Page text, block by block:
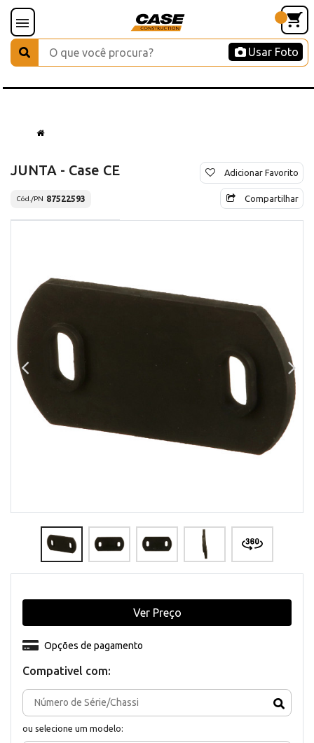
Usar Foto
JUNTA - Case CE
Cód./PN 87522593
Adicionar Favorito
Compartilhar
Compativel com:
ou selecione um modelo:
Opções de pagamento
Ver Preço